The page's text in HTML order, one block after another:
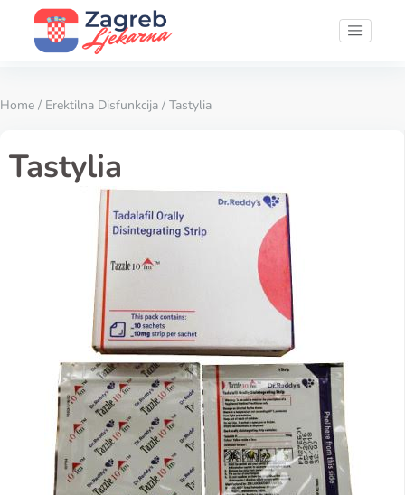
Home / Erektilna Disfunkcija / Tastylia
Tastylia